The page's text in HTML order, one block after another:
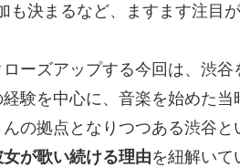
も決まるなど、ますます注目
ーズアップする今回は、渋
験を中心に、音楽を始めた
の拠点となりつつある渋谷
女が歌い続ける理由を紐解いて